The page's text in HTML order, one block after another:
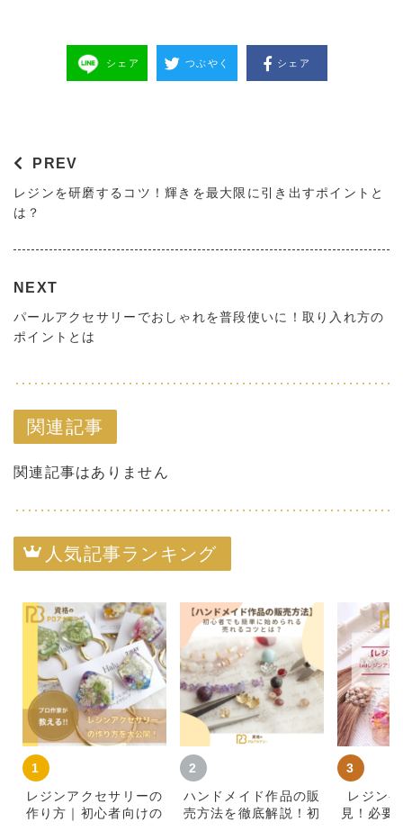
シェア つぶやく シェア
PREV
レジンを研磨するコツ！輝きを最大限に引き出すポイントと
は？
NEXT
パールアクセサリーでおしゃれを普段使いに！取り入れ方の
ポイントとは
関連記事
関連記事はありません
人気記事ランキング
レジンアクセサリーの
作り方｜初心者向けの
ハンドメイド作品の販
売方法を徹底解説！初
レジン
見！必要